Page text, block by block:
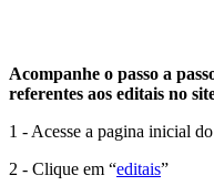
Acompanhe o passo a
referentes aos editais no
1 - Acesse a pagina inicial
2 - Clique em “editais”